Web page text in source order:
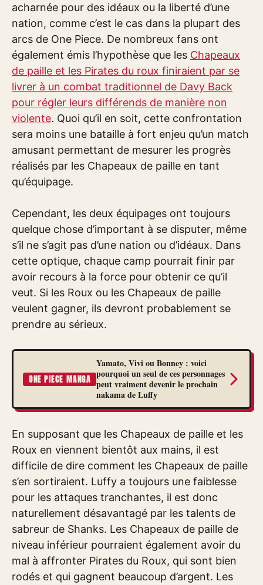
acharnée pour des idéaux ou la liberté d’une
nation, comme c’est le cas dans la plupart des
arcs de One Piece. De nombreux fans ont
également émis l’hypothèse que les Chapeaux
de paille et les Pirates du roux finiraient par se
livrer à un combat traditionnel de Davy Back
pour régler leurs différends de manière non
violente. Quoi qu’il en soit, cette confrontation
sera moins une bataille à fort enjeu qu’un match
amusant permettant de mesurer les progrès
réalisés par les Chapeaux de paille en tant
qu’équipage.
Cependant, les deux équipages ont toujours
quelque chose d’important à se disputer, même
s’il ne s’agit pas d’une nation ou d’idéaux. Dans
cette optique, chaque camp pourrait finir par
avoir recours à la force pour obtenir ce qu’il
veut. Si les Roux ou les Chapeaux de paille
veulent gagner, ils devront probablement se
prendre au sérieux.
ONE PIECE MANGA
Yamato, Vivi ou Bonney : voici
pourquoi un seul de ces personnages
peut vraiment devenir le prochain
nakama de Luffy
En supposant que les Chapeaux de paille et les
Roux en viennent bientôt aux mains, il est
difficile de dire comment les Chapeaux de paille
s’en sortiraient. Luffy a toujours une faiblesse
pour les attaques tranchantes, il est donc
naturellement désavantagé par les talents de
sabreur de Shanks. Les Chapeaux de paille de
niveau inférieur pourraient également avoir du
mal à affronter Pirates du Roux, qui sont bien
rodés et qui gagnent beaucoup d’argent. Les